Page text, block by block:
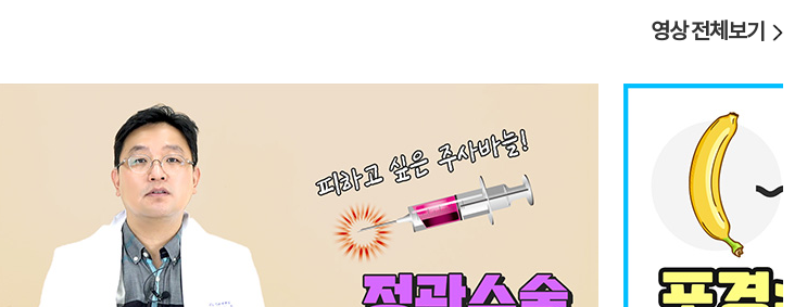
영상 전체보기